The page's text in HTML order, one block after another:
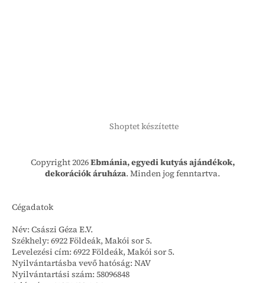
Shoptet készítette
Copyright 2026Ebmánia, egyedi kutyás ajándékok,
dekorációk áruháza. Minden jog fenntartva.
Cégadatok
Név: Császi Géza E.V.
Székhely: 6922 Földeák, Makói sor 5.
Levelezési cím: 6922 Földeák, Makói sor 5.
Nyilvántartásba vevő hatóság: NAV
Nyilvántartási szám: 58096848